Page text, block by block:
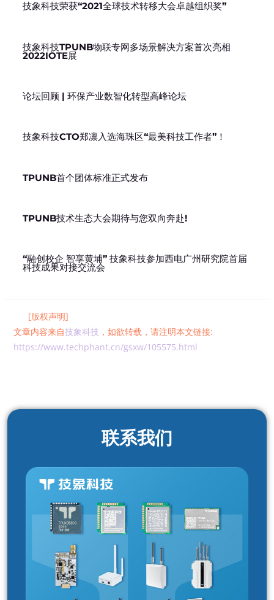
技象科技荣获“2021全球技术转移大会卓越组织奖”
技象科技TPUNB物联专网多场景解决方案首次亮相
2022IOTE展
论坛回顾 | 环保产业数智化转型高峰论坛
技象科技CTO郑凛入选海珠区“最美科技工作者”！
TPUNB首个团体标准正式发布
TPUNB技术生态大会期待与您双向奔赴!
“融创校企 智享黄埔” 技象科技参加西电广州研究院首届
科技成果对接交流会
[版权声明]
文章内容来自技象科技 ，如欲转载，请注明本文链接:
https://www.techphant.cn/gsxw/105575.html
联系我们